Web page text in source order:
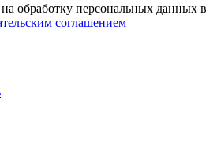
обработку персональных данных в
соглашением